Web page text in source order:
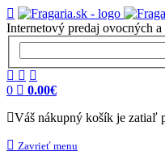
Internetový predaj ovocných
0
0.00€
Váš nákupný košík je zatiaľ
Zavrieť menu